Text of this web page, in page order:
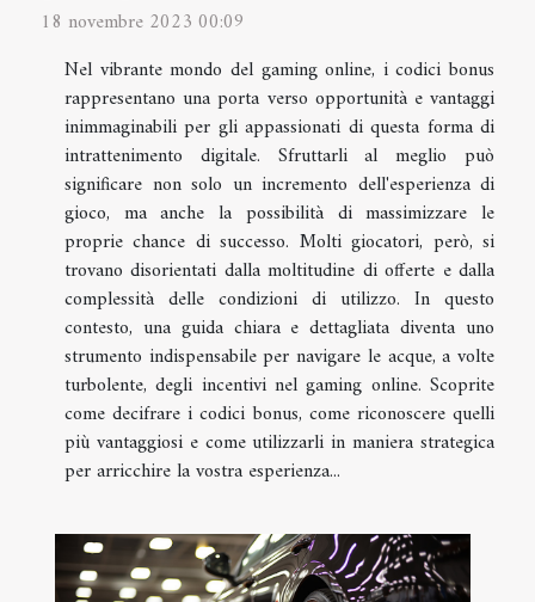
18 novembre 2023 00:09
Nel vibrante mondo del gaming online, i codici bonus
rappresentano una porta verso opportunità e vantaggi
inimmaginabili per gli appassionati di questa forma di
intrattenimento digitale. Sfruttarli al meglio può
significare non solo un incremento dell'esperienza di
gioco, ma anche la possibilità di massimizzare le
proprie chance di successo. Molti giocatori, però, si
trovano disorientati dalla moltitudine di offerte e dalla
complessità delle condizioni di utilizzo. In questo
contesto, una guida chiara e dettagliata diventa uno
strumento indispensabile per navigare le acque, a volte
turbolente, degli incentivi nel gaming online. Scoprite
come decifrare i codici bonus, come riconoscere quelli
più vantaggiosi e come utilizzarli in maniera strategica
per arricchire la vostra esperienza...